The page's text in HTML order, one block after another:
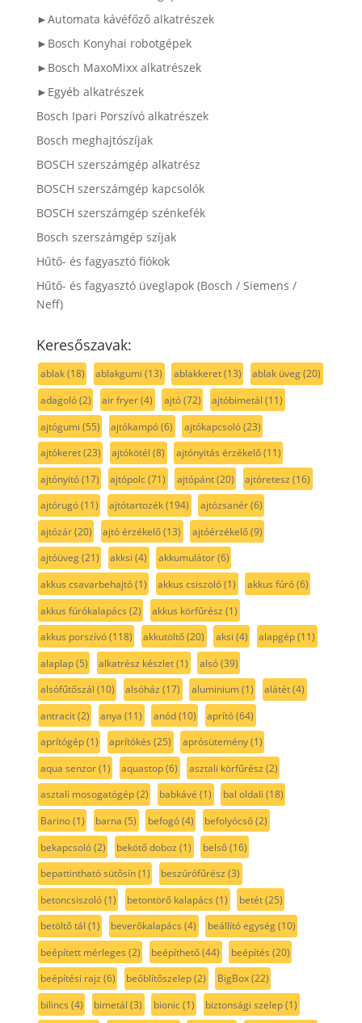
►Automata kávéfőző alkatrészek
►Bosch Konyhai robotgépek
►Bosch MaxoMixx alkatrészek
►Egyéb alkatrészek
Bosch Ipari Porszívó alkatrészek
Bosch meghajtószíjak
BOSCH szerszámgép alkatrész
BOSCH szerszámgép kapcsolók
BOSCH szerszámgép szénkefék
Bosch szerszámgép szíjak
Hűtő- és fagyasztó fiókok
Hűtő- és fagyasztó üveglapok (Bosch / Siemens /
Neff)
Keresőszavak:
ablak(18) ablakgumi (13) ablakkeret(13) ablak üveg(20)
adagoló(2) air fryer(4) ajtó(72) ajtóbimetál (11)
ajtógumi (55) ajtókampó(6) ajtókapcsoló(23)
ajtókeret(23) ajtókötél (8) ajtónyitás érzékelő(11)
ajtónyitó(17) ajtópolc(71) ajtópánt(20) ajtóretesz (16)
ajtórugó(11) ajtótartozék(194) ajtózsanér(6)
ajtózár(20) ajtó érzékelő(13) ajtóérzékelő(9)
ajtóüveg(21) akksi (4) akkumulátor(6)
akkus csavarbehajtó(1) akkus csiszoló(1) akkus fúró(6)
akkus fúrókalapács (2) akkus körfűrész (1)
akkus porszívó(118) akkutöltő(20) aksi (4) alapgép(11)
alaplap(5) alkatrész készlet(1) alsó(39)
alsófűtőszál (10) alsóház (17) aluminium(1) alátét(4)
antracit(2) anya (11) anód(10) aprító(64)
aprítógép(1) aprítókés (25) aprósütemény(1)
aqua senzor(1) aquastop(6) asztali körfűrész (2)
asztali mosogatógép(2) babkávé (1) bal oldali (18)
Barino(1) barna (5) befogó(4) befolyócső(2)
bekapcsoló(2) bekötő doboz (1) belső(16)
bepattintható sütősín(1) beszúrófűrész (3)
betoncsiszoló(1) betontörő kalapács (1) betét(25)
betöltő tál (1) beverőkalapács (4) beállító egység(10)
beépített mérleges (2) beépíthető(44) beépítés (20)
beépítési rajz (6) beőblítőszelep(2) BigBox(22)
bilincs (4) bimetál (3) bionic(1) biztonsági szelep(1)